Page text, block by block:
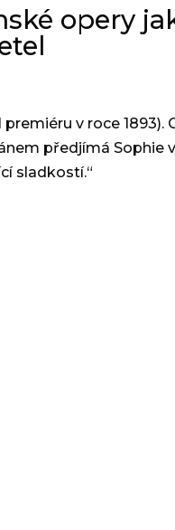
opery
v roce 1893).
předjímá Sophie
sladkostí.“